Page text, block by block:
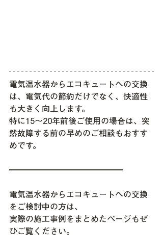
電気温水器からエコキュートへの交換
は、電気代の節約だけでなく、快適性
も大きく向上します。
特に15〜20年前後ご使用の場合は、突
然故障する前の早めのご相談もおすす
めです。
━━━━━━━━━━━━━━
電気温水器からエコキュートへの交換
をご検討中の方は、
実際の施工事例をまとめたページもぜ
ひご覧ください。